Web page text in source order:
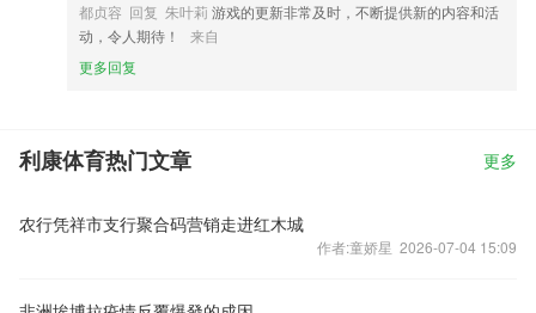
都贞容 回复 朱叶莉 游戏的更新非常及时，不断提供新的内容和活
动，令人期待！
来自
更多回复
利康体育热门文章 更多
农行凭祥市支行聚合码营销走进红木城
作者:童娇星 2026-07-04 15:09